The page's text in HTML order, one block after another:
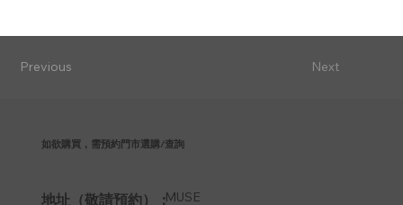
Next
Previous
MUSE
如欲購買，需預約門市選購/查詢
地址（敬請預約）：